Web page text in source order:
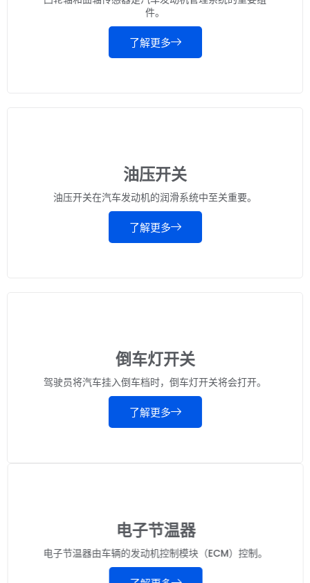
件。
了解更多
油压开关
油压开关在汽车发动机的润滑系统中至关重要。
了解更多
倒车灯开关
驾驶员将汽车挂入倒车档时，倒车灯开关将会打开。
了解更多
电子节温器
电子节温器由车辆的发动机控制模块（ECM）控制。